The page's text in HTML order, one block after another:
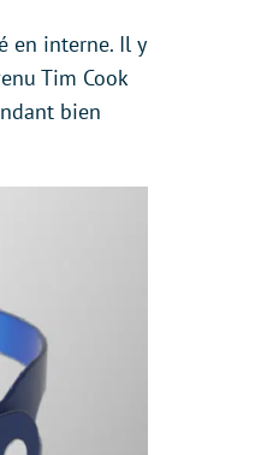
en interne. Il y
Tim Cook
bien